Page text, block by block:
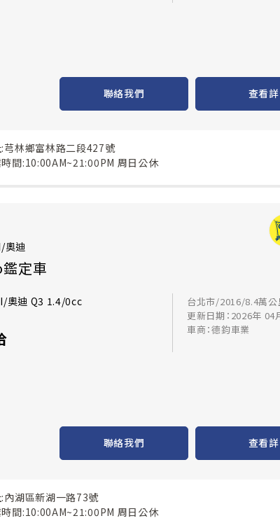
聯絡我們 查看
芎林鄉富林路二段427號
間:10:00AM~21:00PM 周日公休
奧迪
定車
奧迪 Q3 1.4/0cc
台北市/2016/8.4萬公
更新日期：2026年 04
車商：德鈞車業
聯絡我們 查看
內湖區新湖一路73號
間:10:00AM~21:00PM 周日公休